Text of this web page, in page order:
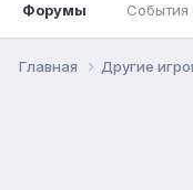
Форумы События
Главная Другие